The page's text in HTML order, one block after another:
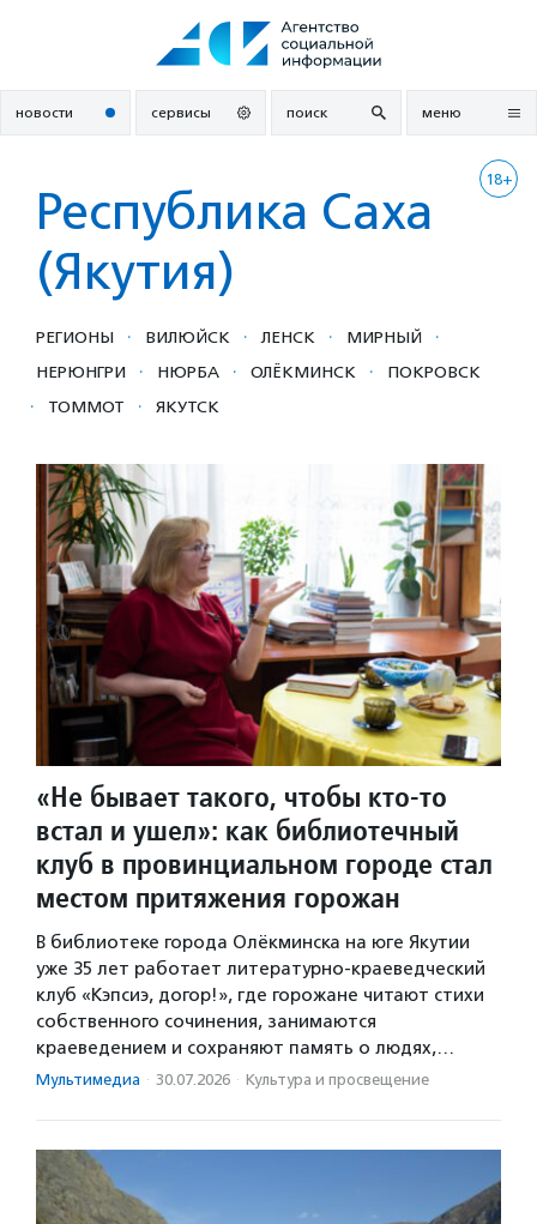
новости сервисы поиск меню
18+
Республика Саха
(Якутия)
РЕГИОНЫ · ВИЛЮЙСК · ЛЕНСК · МИРНЫЙ ·
НЕРЮНГРИ · НЮРБА · ОЛЁКМИНСК · ПОКРОВСК
· ТОММОТ · ЯКУТСК
«Не бывает такого, чтобы кто-то
встал и ушел»: как библиотечный
клуб в провинциальном городе стал
местом притяжения горожан
В библиотеке города Олёкминска на юге Якутии
уже 35 лет работает литературно-краеведческий
клуб «Кэпсиэ, догор!», где горожане читают стихи
собственного сочинения, занимаются
краеведением и сохраняют память о людях,…
Мультимедиа · 30.07.2026 · Культура и просвещение